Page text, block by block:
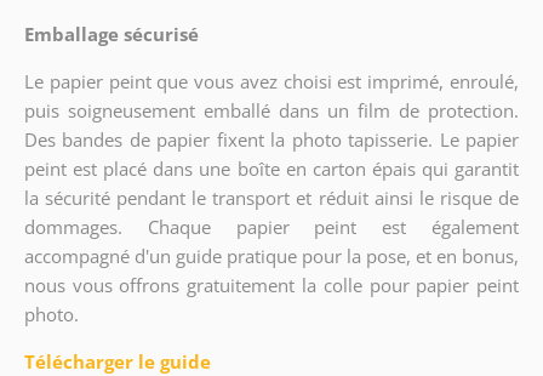
Emballage sécurisé
Le papier peint que vous avez choisi est imprimé, enroulé,
puis soigneusement emballé dans un film de protection.
Des bandes de papier fixent la photo tapisserie. Le papier
peint est placé dans une boîte en carton épais qui garantit
la sécurité pendant le transport et réduit ainsi le risque de
dommages. Chaque papier peint est également
accompagné d'un guide pratique pour la pose, et en bonus,
nous vous offrons gratuitement la colle pour papier peint
photo.
Télécharger le guide